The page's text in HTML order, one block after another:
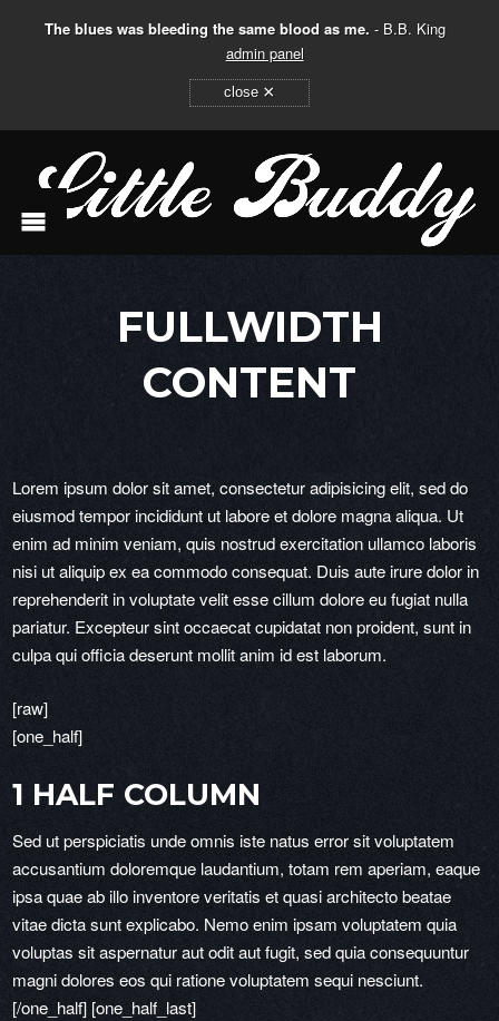
The blues was bleeding the same blood as me. - B.B. King
admin panel
close ×
FULLWIDTH
CONTENT
Lorem ipsum dolor sit amet, consectetur adipisicing elit, sed do
eiusmod tempor incididunt ut labore et dolore magna aliqua. Ut
enim ad minim veniam, quis nostrud exercitation ullamco laboris
nisi ut aliquip ex ea commodo consequat. Duis aute irure dolor in
reprehenderit in voluptate velit esse cillum dolore eu fugiat nulla
pariatur. Excepteur sint occaecat cupidatat non proident, sunt in
culpa qui officia deserunt mollit anim id est laborum.
[raw]
[one_half]
1 HALF COLUMN
Sed ut perspiciatis unde omnis iste natus error sit voluptatem
accusantium doloremque laudantium, totam rem aperiam, eaque
ipsa quae ab illo inventore veritatis et quasi architecto beatae
vitae dicta sunt explicabo. Nemo enim ipsam voluptatem quia
voluptas sit aspernatur aut odit aut fugit, sed quia consequuntur
magni dolores eos qui ratione voluptatem sequi nesciunt.
[/one_half] [one_half_last]